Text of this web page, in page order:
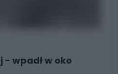
- wpadł w oko